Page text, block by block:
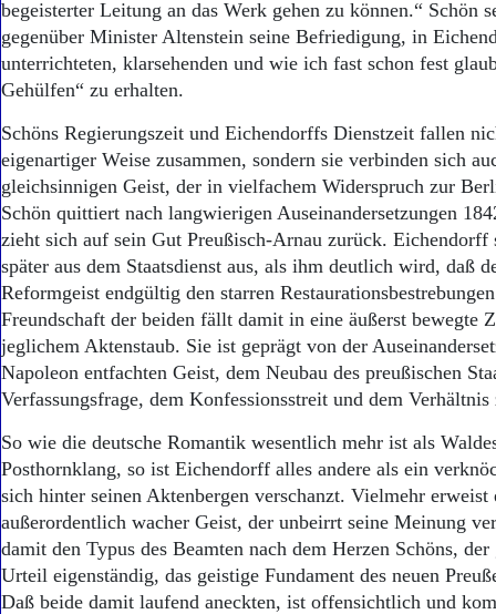
begeisterter Leitung an das Werk gehen zu können.“ Schön
gegenüber Minister Altenstein seine Befriedigung, in
unterrichteten, klarsehenden und wie ich fast schon fest
Gehülfen“ zu erhalten.
Schöns Regierungszeit und Eichendorffs Dienstzeit fallen
eigenartiger Weise zusammen, sondern sie verbinden sich
gleichsinnigen Geist, der in vielfachem Widerspruch zur
Schön quittiert nach langwierigen Auseinandersetzungen
zieht sich auf sein Gut Preußisch-Arnau zurück. Eichendorff
später aus dem Staatsdienst aus, als ihm deutlich wird, daß
Reformgeist endgültig den starren
Freundschaft der beiden fällt damit in eine äußerst bewegte
jeglichem Aktenstaub. Sie ist geprägt von der
Napoleon entfachten Geist, dem Neubau des preußischen
Verfassungsfrage, dem Konfessionsstreit und dem
So wie die deutsche Romantik wesentlich mehr ist als
Posthornklang, so ist Eichendorff alles andere als ein
sich hinter seinen Aktenbergen verschanzt. Vielmehr
außerordentlich wacher Geist, der unbeirrt seine Meinung
damit den Typus des Beamten nach dem Herzen Schöns,
Urteil eigenständig, das geistige Fundament des neuen
Daß beide damit laufend aneckten, ist offensichtlich und